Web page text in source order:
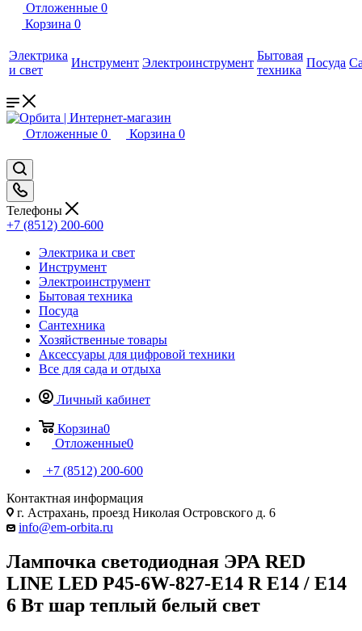
Отложенные 0
Корзина 0
Электрика
и свет
Инструмент Электроинструмент
Бытовая
техника
Посуда
Отложенные 0 Корзина 0
Телефоны
+7 (8512) 200-600
Электрика и свет
Инструмент
Электроинструмент
Бытовая техника
Посуда
Сантехника
Хозяйственные товары
Аксессуары для цифровой техники
Все для сада и отдыха
Личный кабинет
Корзина0
Отложенные0
+7 (8512) 200-600
Контактная информация
г. Астрахань, проезд Николая Островского д. 6
info@em-orbita.ru
Лампочка светодиодная ЭРА RED
LINE LED P45-6W-827-E14 R Е14 / E14
6 Вт шар теплый белый свет